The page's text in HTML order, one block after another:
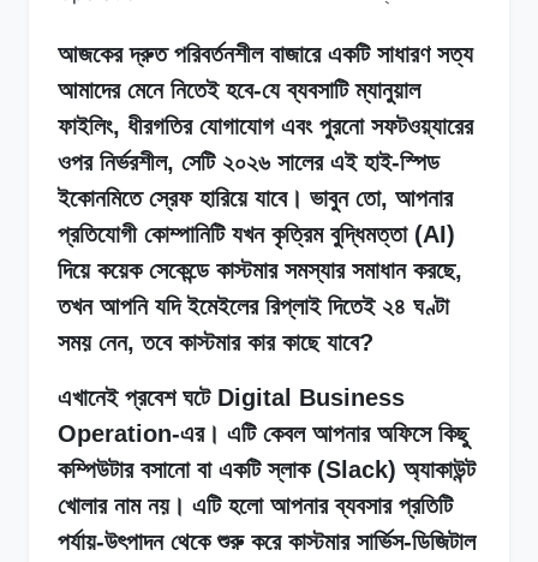
আজকের দ্রুত পরিবর্তনশীল বাজারে একটি সাধারণ সত্য
আমাদের মেনে নিতেই হবে-যে ব্যবসাটি ম্যানুয়াল
ফাইলিং, ধীরগতির যোগাযোগ এবং পুরনো সফটওয়্যারের
ওপর নির্ভরশীল, সেটি ২০২৬ সালের এই হাই-স্পিড
ইকোনমিতে স্রেফ হারিয়ে যাবে। ভাবুন তো, আপনার
প্রতিযোগী কোম্পানিটি যখন কৃত্রিম বুদ্ধিমত্তা (AI)
দিয়ে কয়েক সেকেন্ডে কাস্টমার সমস্যার সমাধান করছে,
তখন আপনি যদি ইমেইলের রিপ্লাই দিতেই ২৪ ঘণ্টা
সময় নেন, তবে কাস্টমার কার কাছে যাবে?
এখানেই প্রবেশ ঘটে Digital Business
Operation-এর। এটি কেবল আপনার অফিসে কিছু
কম্পিউটার বসানো বা একটি স্লাক (Slack) অ্যাকাউন্ট
খোলার নাম নয়। এটি হলো আপনার ব্যবসার প্রতিটি
পর্যায়-উৎপাদন থেকে শুরু করে কাস্টমার সার্ভিস-ডিজিটাল